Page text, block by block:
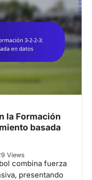
la Formación
basada
Views
combina fuerza
presentando